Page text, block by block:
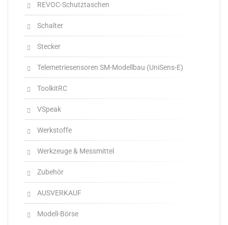
REVOC-Schutztaschen
Schalter
Stecker
Telemetriesensoren SM-Modellbau (UniSens-E)
ToolkitRC
VSpeak
Werkstoffe
Werkzeuge & Messmittel
Zubehör
AUSVERKAUF
Modell-Börse